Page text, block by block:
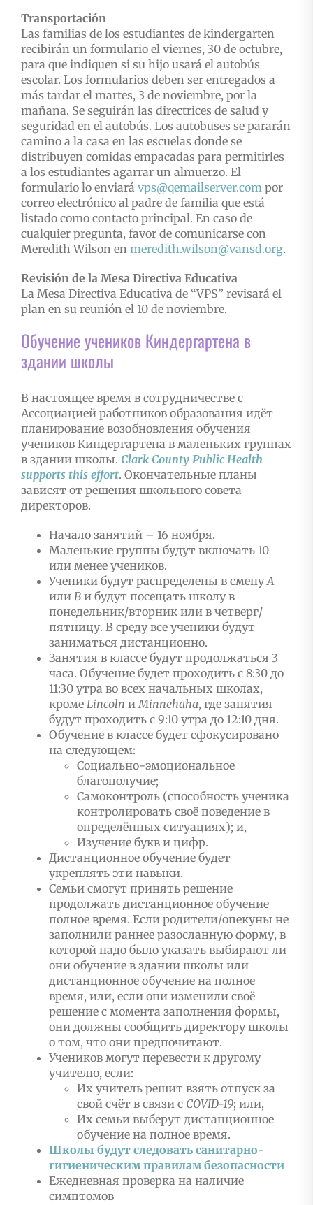
Transportación
Las familias de los estudiantes de kindergarten
recibirán un formulario el viernes, 30 de octubre,
para que indiquen si su hijo usará el autobús
escolar. Los formularios deben ser entregados a
más tardar el martes, 3 de noviembre, por la
mañana. Se seguirán las directrices de salud y
seguridad en el autobús. Los autobuses se pararán
camino a la casa en las escuelas donde se
distribuyen comidas empacadas para permitirles
a los estudiantes agarrar un almuerzo. El
formulario lo enviará vps@qemailserver.com por
correo electrónico al padre de familia que está
listado como contacto principal. En caso de
cualquier pregunta, favor de comunicarse con
Meredith Wilson en meredith.wilson@vansd.org.
Revisión de la Mesa Directiva Educativa
La Mesa Directiva Educativa de “VPS” revisará el
plan en su reunión el 10 de noviembre.
Обучение учеников Киндергартена в
здании школы
В настоящее время в сотрудничестве с
Ассоциацией работников образования идёт
планирование возобновления обучения
учеников Киндергартена в маленьких группах
в здании школы. Clark County Public Health
supports this effort. Окончательные планы
зависят от решения школьного совета
директоров.
Начало занятий – 16 ноября.
Маленькие группы будут включать 10
или менее учеников.
Ученики будут распределены в сменуA
или B и будут посещать школу в
понедельник/вторник или в четверг/
пятницу. В среду все ученики будут
заниматься дистанционно.
Занятия в классе будут продолжаться 3
часа. Обучение будет проходить с 8:30 до
11:30 утра во всех начальных школах,
кроме Lincoln и Minnehaha, где занятия
будут проходить с 9:10 утра до 12:10 дня.
Обучение в классе будет сфокусировано
на следующем:
Социально-эмоциональное
благополучие;
Самоконтроль (способность ученика
контролировать своё поведение в
определённых ситуациях); и,
Изучение букв и цифр.
Дистанционное обучение будет
укреплять эти навыки.
Семьи смогут принять решение
продолжать дистанционное обучение
полное время. Если родители/опекуны не
заполнили раннее разосланную форму, в
которой надо было указать выбирают ли
они обучение в здании школы или
дистанционное обучение на полное
время, или, если они изменили своё
решение с момента заполнения формы,
они должны сообщить директору школы
о том, что они предпочитают.
Учеников могут перевести к другому
учителю, если:
Их учитель решит взять отпуск за
свой счёт в связи с COVID-19; или,
Их семьи выберут дистанционное
обучение на полное время.
Школы будут следовать санитарно-
гигиеническим правилам безопасности
Ежедневная проверка на наличие
симптомов